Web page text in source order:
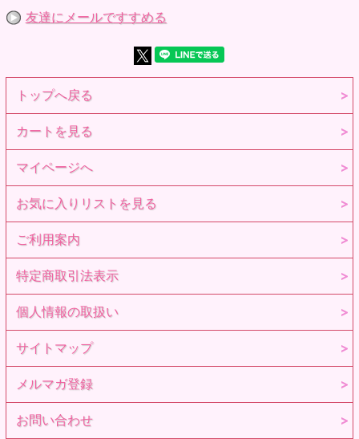
友達にメールですすめる
トップへ戻る
カートを見る
マイページへ
お気に入りリストを見る
ご利用案内
特定商取引法表示
個人情報の取扱い
サイトマップ
メルマガ登録
お問い合わせ